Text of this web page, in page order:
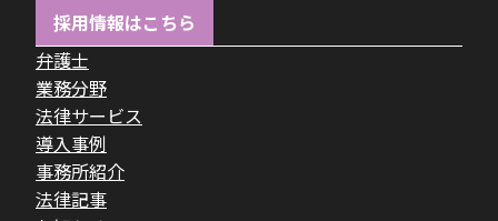
採用情報はこちら
弁護士
業務分野
法律サービス
導入事例
事務所紹介
法律記事